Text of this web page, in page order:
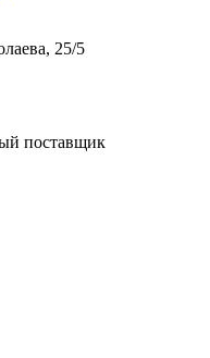
25/5
поставщик